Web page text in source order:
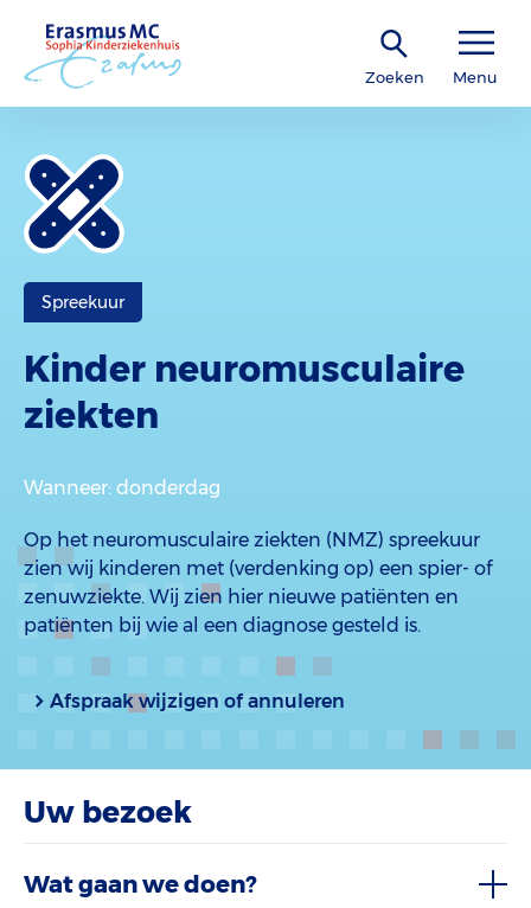
Zoeken Menu
Spreekuur
Kinder neuromusculaire
ziekten
Wanneer: donderdag
Op het neuromusculaire ziekten (NMZ) spreekuur
zien wij kinderen met (verdenking op) een spier- of
zenuwziekte. Wij zien hier nieuwe patiënten en
patiënten bij wie al een diagnose gesteld is.
Afspraak wijzigen of annuleren
Uw bezoek
Wat gaan we doen?